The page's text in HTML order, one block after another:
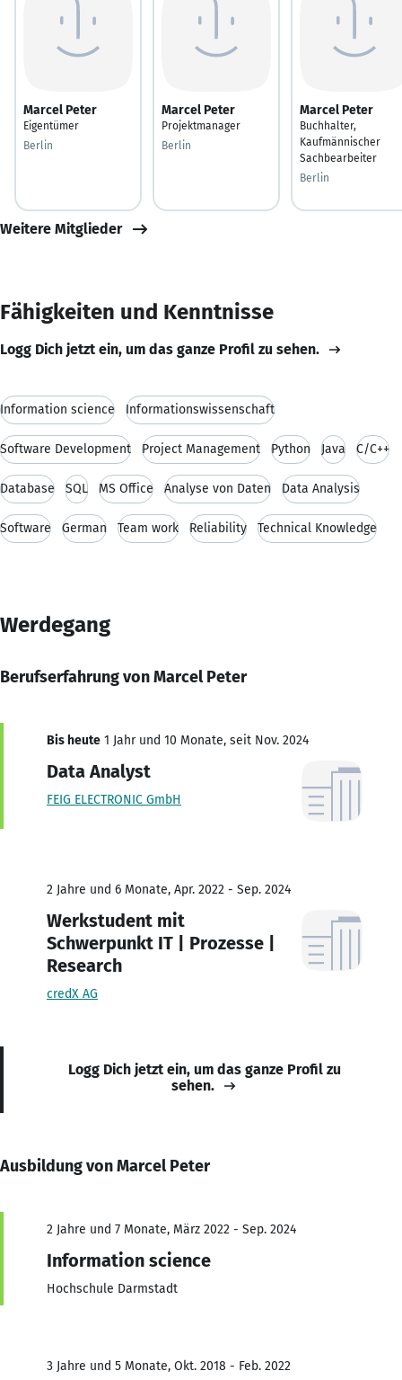
Marcel Peter
Eigentümer
Berlin
Marcel Peter
Projektmanager
Berlin
Marcel Peter
Buchhalter,
Kaufmännischer
Sachbearbeiter
Berlin
Weitere Mitglieder
Fähigkeiten und Kenntnisse
Logg Dich jetzt ein, um das ganze Profil zu sehen.
Information science Informationswissenschaft
Software Development Project Management Python Java C/C++
Database SQL MS Office Analyse von Daten Data Analysis
Software German Team work Reliability Technical Knowledge
Werdegang
Berufserfahrung von Marcel Peter
Bis heute 1 Jahr und 10 Monate, seit Nov. 2024
Data Analyst
FEIG ELECTRONIC GmbH
2 Jahre und 6 Monate, Apr. 2022 - Sep. 2024
Werkstudent mit
Schwerpunkt IT | Prozesse |
Research
credX AG
Logg Dich jetzt ein, um das ganze Profil zu
sehen.
Ausbildung von Marcel Peter
2 Jahre und 7 Monate, März 2022 - Sep. 2024
Information science
Hochschule Darmstadt
3 Jahre und 5 Monate, Okt. 2018 - Feb. 2022